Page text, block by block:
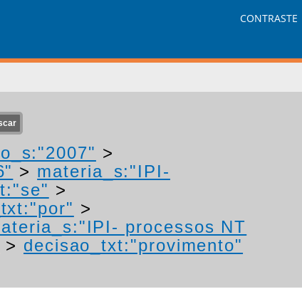
CONTRASTE
>
> materia_s:"IPI-
>
>
processos NT
> decisao_txt:"provimento"